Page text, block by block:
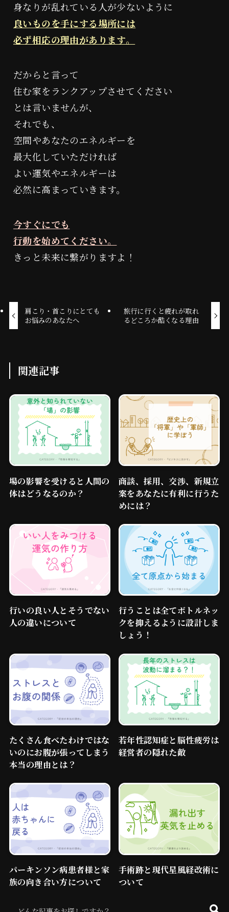
身なりが乱れている人が少ないように
良いものを手にする場所には
必ず相応の理由があります。
だからと言って
住む家をランクアップさせてください
とは言いませんが、
それでも、
空間やあなたのエネルギーを
最大化していただければ
よい運気やエネルギーは
必然に高まっていきます。
今すぐにでも
行動を始めてください。
きっと未来に繋がりますよ！
肩こり・首こりにとても
お悩みのあなたへ
旅行に行くと疲れが取れ
るどころか酷くなる理由
関連記事
場の影響を受けると人間の
体はどうなるのか？
商談、採用、交渉、新規立
案をあなたに有利に行うた
めには？
行いの良い人とそうでない
人の違いについて
行うことは全てボトルネッ
クを抑えるように設計しま
しょう！
たくさん食べたわけではな
いのにお腹が張ってしまう
本当の理由とは？
若年性認知症と脳性疲労は
経営者の隠れた敵
パーキンソン病患者様と家
族の向き合い方について
手術跡と現代星風経改術に
ついて